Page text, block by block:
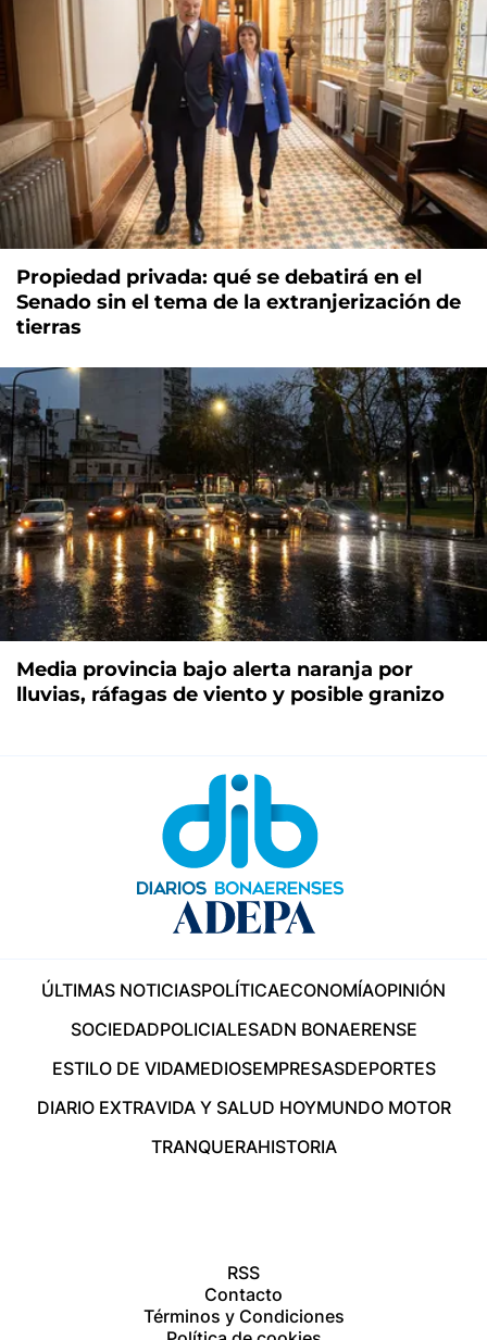
Propiedad privada: qué se debatirá en el
Senado sin el tema de la extranjerización de
tierras
Media provincia bajo alerta naranja por
lluvias, ráfagas de viento y posible granizo
ÚLTIMAS NOTICIASPOLÍTICAECONOMÍAOPINIÓN
SOCIEDADPOLICIALESADN BONAERENSE
ESTILO DE VIDAMEDIOSEMPRESASDEPORTES
DIARIO EXTRAVIDA Y SALUD HOYMUNDO MOTOR
TRANQUERAHISTORIA
RSS
Contacto
Términos y Condiciones